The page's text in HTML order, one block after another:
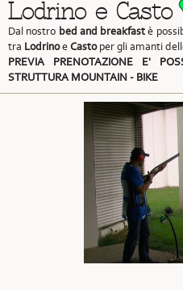
Lodrino e Casto
Dal nostro bed and breakfastè
tra LodrinoeCastoper gli amanti
PREVIA PRENOTAZIONE E'
STRUTTURA MOUNTAIN - BIKE